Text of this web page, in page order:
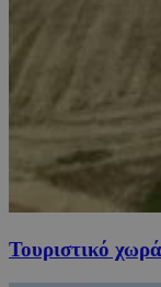
Τουριστικό